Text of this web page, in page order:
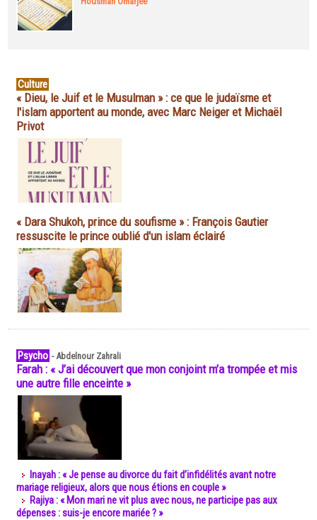
Culture
« Dieu, le Juif et le Musulman » : ce que le judaïsme et
l'islam apportent au monde, avec Marc Neiger et Michaël
Privot
« Dara Shukoh, prince du soufisme » : François Gautier
ressuscite le prince oublié d'un islam éclairé
Psycho -Abdelnour Zahrali
Farah : « J’ai découvert que mon conjoint m’a trompée et mis
une autre fille enceinte »
Inayah : « Je pense au divorce du fait d’infidélités avant notre
mariage religieux, alors que nous étions en couple »
Rajiya : « Mon mari ne vit plus avec nous, ne participe pas aux
dépenses : suis-je encore mariée ? »